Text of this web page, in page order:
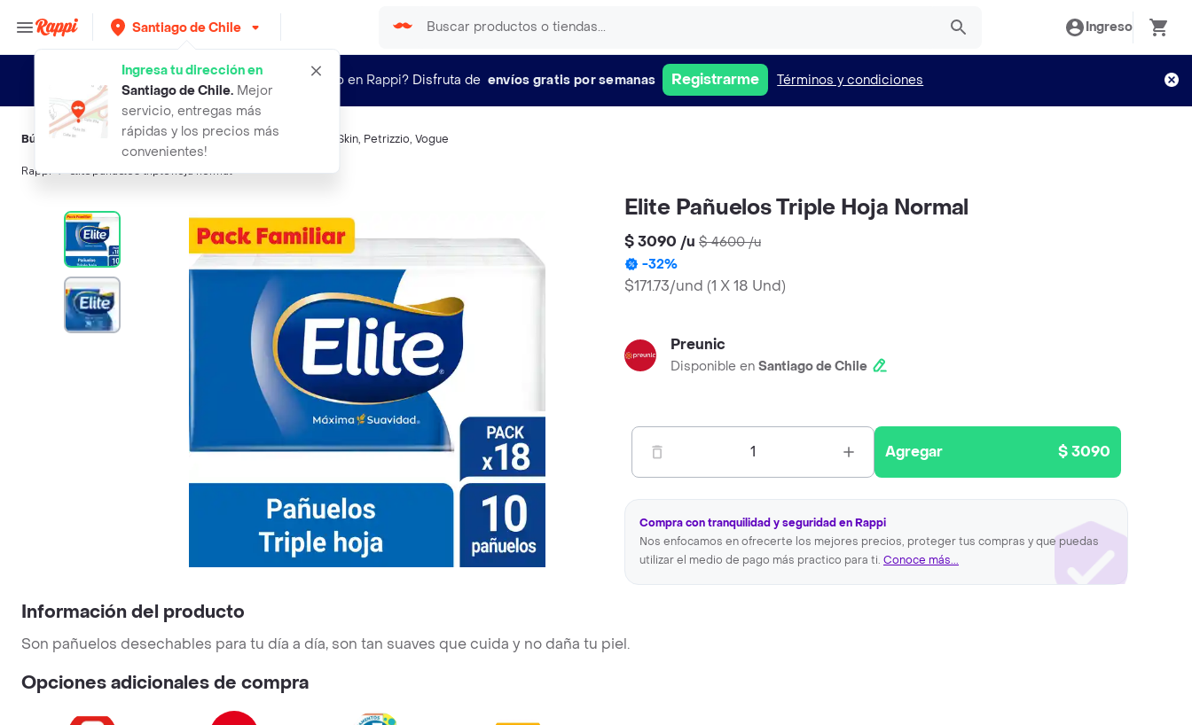
Santiago de Chile
Ingresa tu dirección en
Santiago de Chile. Mejor
servicio, entregas más
rápidas y los precios más
convenientes!
Ingreso
¿Nuevo en Rappi? Disfruta de envíos gratis por semanas Registrarme Términos y condiciones
Búsquedas relacionadas:Pañuelos desechables Cell Skin, Petrizzio, Vogue
Rappi elite panuelos triple hoja normal
Elite Pañuelos Triple Hoja Normal
$ 3090 /u $ 4600/u
-32%
$171.73/und (1 X 18 Und)
Preunic
Disponible en Santiago de Chile
1 Agregar $ 3090
Compra con tranquilidad y seguridad en Rappi
Nos enfocamos en ofrecerte los mejores precios, proteger tus compras y que puedas
utilizar el medio de pago más practico para ti. Conoce más...
Información del producto
Son pañuelos desechables para tu día a día, son tan suaves que cuida y no daña tu piel.
Opciones adicionales de compra